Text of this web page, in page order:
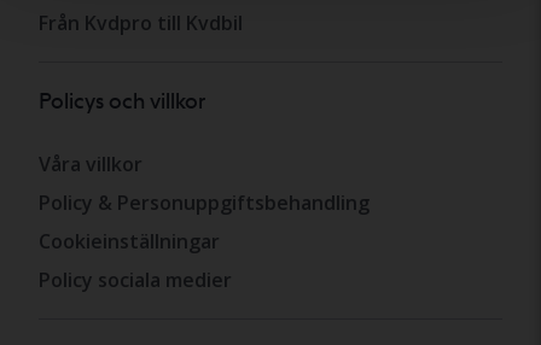
Från Kvdpro till Kvdbil
Policys och villkor
Våra villkor
Policy & Personuppgiftsbehandling
Cookieinställningar
Policy sociala medier